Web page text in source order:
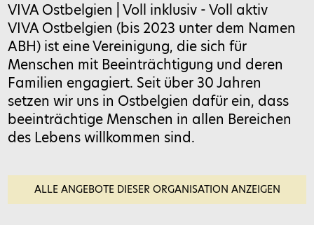
Bitte gib eine Antwort in Ziffern ein:
fünf × eins =
Feld bitte leer lassen
VIVA Ostbelgien | Voll inklusiv - Voll aktiv
VIVA Ostbelgien (bis 2023 unter dem Namen
ABH) ist eine Vereinigung, die sich für
Menschen mit Beeinträchtigung und deren
Familien engagiert. Seit über 30 Jahren
setzen wir uns in Ostbelgien dafür ein, dass
beeinträchtige Menschen in allen Bereichen
des Lebens willkommen sind.
ALLE ANGEBOTE DIESER ORGANISATION ANZEIGEN